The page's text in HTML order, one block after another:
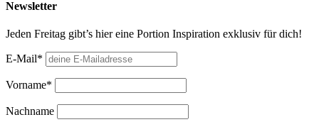
Newsletter
Jeden Freitag gibt’s hier eine Portion Inspiration exklusiv für dich!
E-Mail*
Vorname*
Nachname